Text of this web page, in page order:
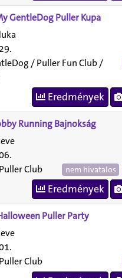
GentleDog Puller Kupa
/ Puller Fun Club /
Eredmények
Running Bajnokság
nem hivatalos
Club
Eredmények
Puller Party
Club